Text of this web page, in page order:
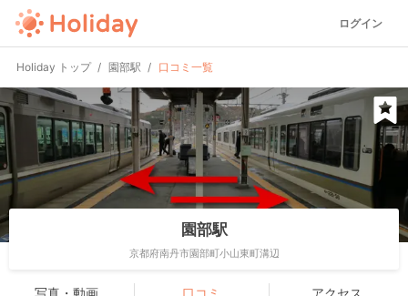
ログイン
Holiday トップ 園部駅 口コミ一覧
園部駅
京都府南丹市園部町小山東町溝辺
写真・動画 口コミ アクセス